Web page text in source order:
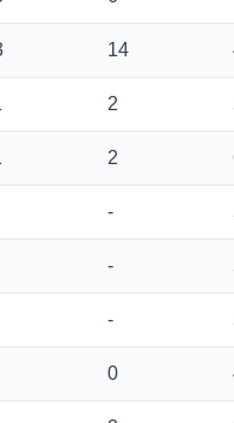
14
2
2
-
-
-
0